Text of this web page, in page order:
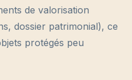
de valorisation
dossier patrimonial), ce
protégés peu